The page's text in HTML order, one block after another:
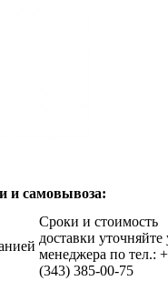
и самовывоза:
Сроки и стоимость
доставки уточняйте
менеджера по тел.:
(343) 385-00-75